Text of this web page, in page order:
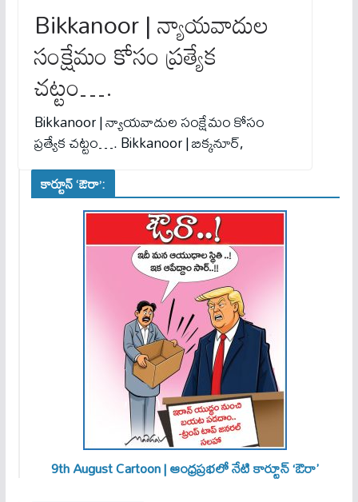
Bikkanoor | న్యాయవాదుల
సంక్షేమం కోసం ప్రత్యేక
చట్టం….
Bikkanoor | న్యాయవాదుల సంక్షేమం కోసం
ప్రత్యేక చట్టం…. Bikkanoor | బిక్కనూర్,
కార్టూన్ ‘ఔరా’:
9th August Cartoon | ఆంధ్రప్రభలో నేటి కార్టూన్ ‘ఔరా’